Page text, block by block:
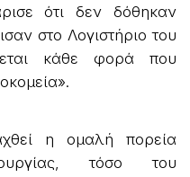
ότι δεν δόθηκαν
στο Λογιστήριο του
κάθε φορά που
η ομαλή πορεία
τόσο του